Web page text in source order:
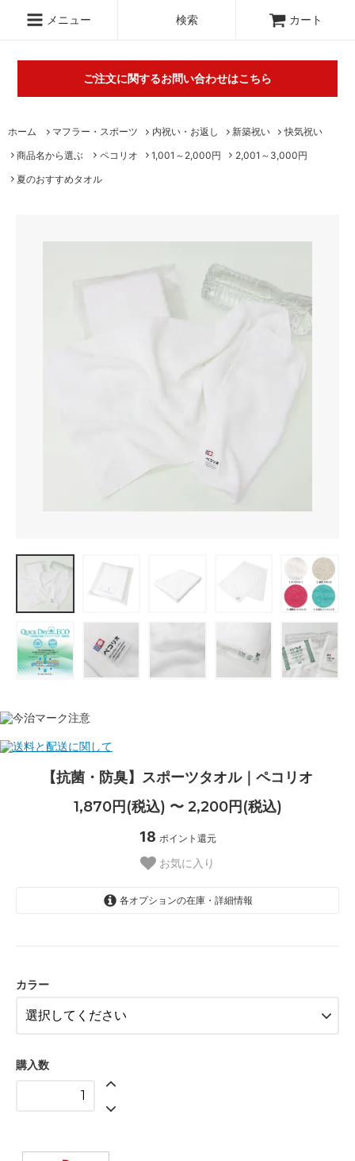
ご注文に関するお問い合わせはこちら
関するご不明な点は（
＞お問い合わせフォーム）にてご連絡お願
いします。※電話対応は行っておりません。
メニュー 検索 カート
ホーム マフラー・スポーツ 内祝い・お返し 新築祝い
快気祝い
商品名から選ぶ
ペコリオ 1,001～2,000円
2,001～3,000円
夏のおすすめタオル
【抗菌・防臭】スポーツタオル｜ペコリオ
1,870円(税込) 〜 2,200円(税込)
18 ポイント還元
お気に入り
各オプションの在庫・詳細情報
カラー
購入数